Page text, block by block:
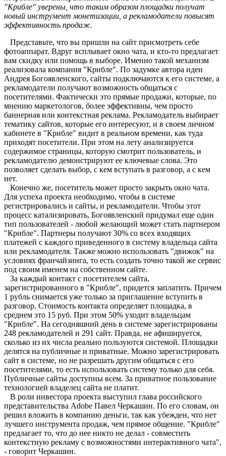
"Крибле" уверены, что таким образом площадки получат
новый инструмент монетизации, а рекламодатели повысят
эффективность продаж.
Представьте, что вы пришли на сайт присмотреть себе
фотоаппарат. Вдруг всплывает окно чата, и кто-то предлагает
вам скидку или помощь в выборе. Именно такой механизм
реализовала компания "Крибле". По задумке автора идеи
Андрея Богоявленского, сайты подключаются к его системе, а
рекламодатели получают возможность общаться с
посетителями. Фактически это прямые продажи, которые, по
мнению маркетологов, более эффективны, чем просто
баннерная или контекстная реклама. Рекламодатель выбирает
тематику сайтов, которые его интересуют, и в своем личном
кабинете в "Крибле" видит в реальном времени, как туда
приходят посетители. При этом на лету анализируется
содержимое страницы, которую смотрит пользователь, и
рекламодателю демонстрируют ее ключевые слова. Это
позволяет сделать выбор, с кем вступать в разговор, а с кем
нет.
Конечно же, посетитель может просто закрыть окно чата.
Для успеха проекта необходимо, чтобы в системе
регистрировались и сайты, и рекламодатели. Чтобы этот
процесс катализировать, Богоявленский придумал еще один
тип пользователей - любой желающий может стать партнером
"Крибле". Партнеры получают 30% со всех входящих
платежей с каждого приведенного в систему владельца сайта
или рекламодателя. Также можно использовать "движок" на
условиях франчайзинга, то есть создать точно такой же сервис
под своим именем на собственном сайте.
За каждый контакт с посетителем сайта,
зарегистрированного в "Крибле", придется заплатить. Причем
1 рубль снимается уже только за приглашение вступить в
разговор. Стоимость контакта определяет площадка, в
среднем это 15 руб. При этом 50% уходит владельцам
"Крибле". На сегодняшний день в системе зарегистрированы
248 рекламодателей и 291 сайт. Правда, не афишируется,
сколько из их числа реально пользуются системой. Площадки
делятся на публичные и приватные. Можно зарегистрировать
сайт в системе, но не разрешать другим общаться с его
посетителями, то есть использовать систему только для себя.
Публичные сайты доступны всем. За приватное пользование
технологией владелец сайта не платит.
В роли инвестора проекта выступил глава российского
представительства Adobe Павел Черкашин. По его словам, он
решил вложить в компанию деньги, так как убежден, что нет
лучшего инструмента продаж, чем прямое общение. "Крибле"
предлагает то, что до нее никто не делал - совместить
контекстную рекламу с возможностями интерактивного чата",
- говорит Черкашин.